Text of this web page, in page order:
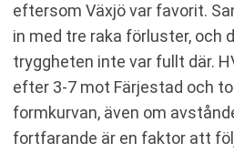
eftersom Växjö var favorit.
in med tre raka förluster, och
tryggheten inte var fullt där.
efter 3-7 mot Färjestad och
formkurvan, även om
fortfarande är en faktor att